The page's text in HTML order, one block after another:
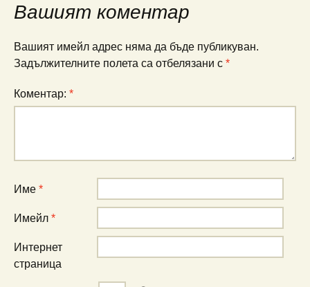
Вашият коментар
Вашият имейл адрес няма да бъде публикуван.
Задължителните полета са отбелязани с *
Коментар: *
Име *
Имейл *
Интернет
страница